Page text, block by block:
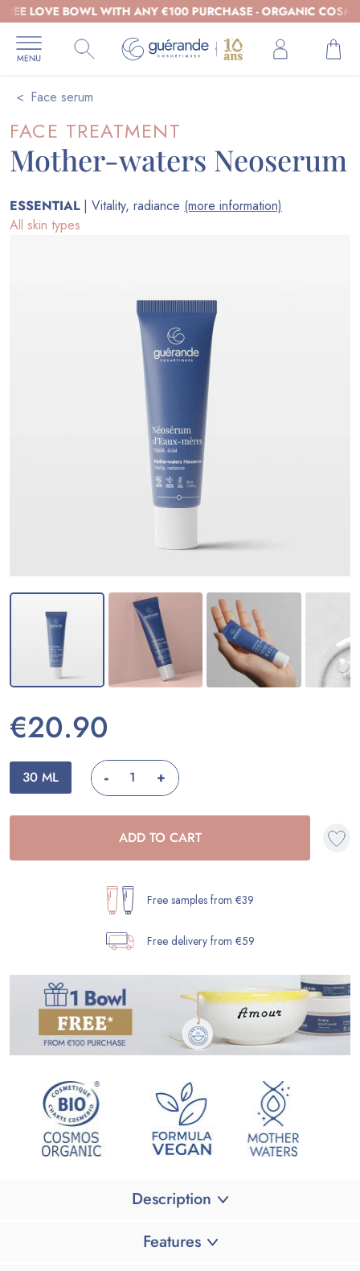
BOWL WITH ANY €100 PURCHASE - ORGANIC
Face serum
FACE TREATMENT
Mother-waters Neoserum
ESSENTIAL | Vitality, radiance (more information)
All skin types
€20.90
30 ML - +
ADD TO CART
Free samples from €39
Free delivery from €59
Description
Features